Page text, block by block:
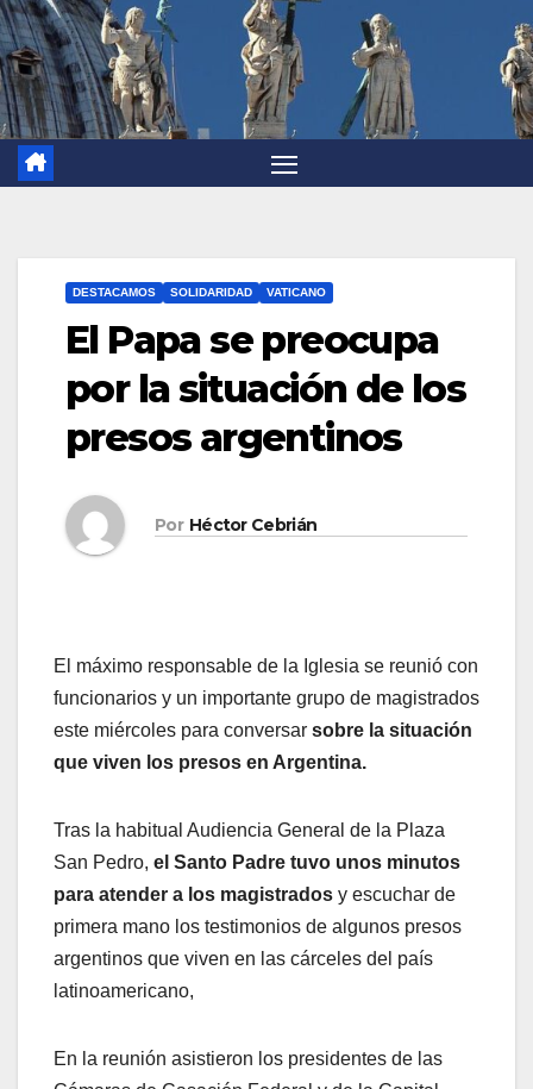
DESTACAMOS SOLIDARIDAD VATICANO
El Papa se preocupa
por la situación de los
presos argentinos
Por Héctor Cebrián
El máximo responsable de la Iglesia se reunió con
funcionarios y un importante grupo de magistrados
este miércoles para conversar sobre la situación
que viven los presos en Argentina.
Tras la habitual Audiencia General de la Plaza
San Pedro, el Santo Padre tuvo unos minutos
para atender a los magistrados y escuchar de
primera mano los testimonios de algunos presos
argentinos que viven en las cárceles del país
latinoamericano,
En la reunión asistieron los presidentes de las